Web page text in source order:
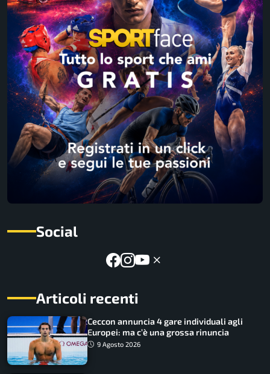
Social
Articoli recenti
Ceccon annuncia 4 gare individuali agli
Europei: ma c’è una grossa rinuncia
9 Agosto 2026